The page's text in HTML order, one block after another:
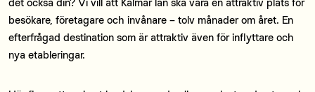
besökare, företagare och invånare – tolv månader om året. En
efterfrågad destination som är attraktiv även för inflyttare och
nya etableringar.